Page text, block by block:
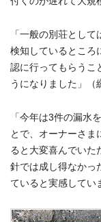
「一般の別荘とし
検知しているところ
認に行ってもらうこ
うになりました」（
「今年は3件の漏水
とで、オーナーさま
ると大変喜んでいた
針では成し得なかっ
ていると実感してい